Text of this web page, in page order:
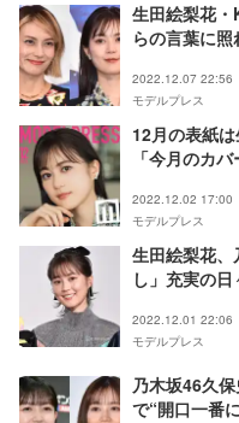
生田絵梨花
らの言葉に
2022.12.07 22:56
モデルプレス
12月の表紙
「今月のカバ
2022.12.02 17:00
モデルプレス
生田絵梨花、
し」充実の
2022.12.01 22:06
モデルプレス
乃木坂46久
で“開口一番